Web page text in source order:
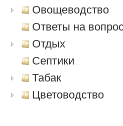
Овощеводство
Ответы на
Отдых
Септики
Табак
Цветоводство